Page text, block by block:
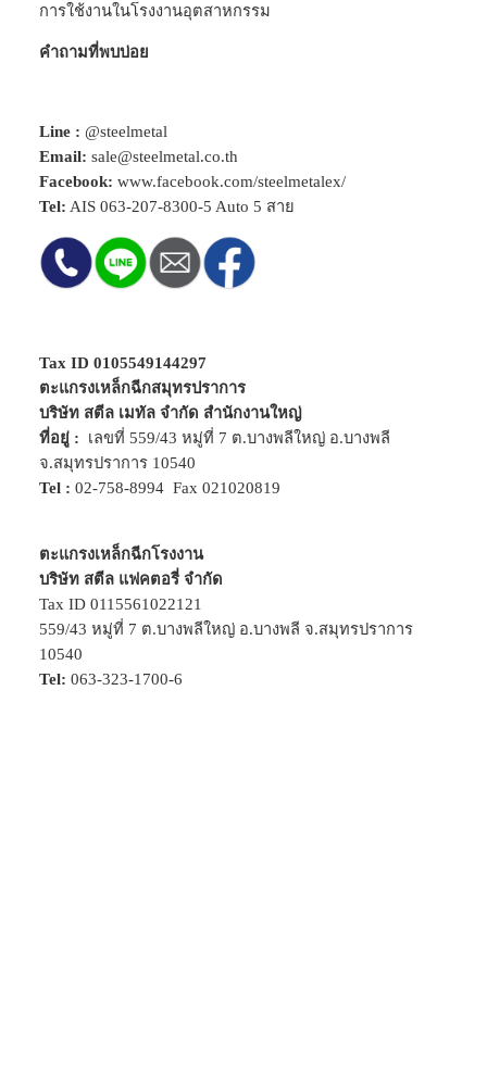
การใช้งานในโรงงานอุตสาหกรรม
คำถามที่พบบ่อย
Line : @steelmetal
Email: sale@steelmetal.co.th
Facebook: www.facebook.com/steelmetalex/
Tel: AIS 063-207-8300-5 Auto 5 สาย
Tax ID 0105549144297
ตะแกรงเหล็กฉีกสมุทรปราการ
บริษัท สตีล เมทัล จำกัด สำนักงานใหญ่
ที่อยู่ :
เลขที่ 559/43 หมู่ที่ 7 ต.บางพลีใหญ่ อ.บางพลี
จ.สมุทรปราการ 10540
Tel : 02-758-8994Fax 021020819
ตะแกรงเหล็กฉีกโรงงาน
บริษัท สตีล แฟคตอรี่ จำกัด
Tax ID 0115561022121
559/43 หมู่ที่ 7 ต.บางพลีใหญ่ อ.บางพลี จ.สมุทรปราการ
10540
Tel: 063-323-1700-6